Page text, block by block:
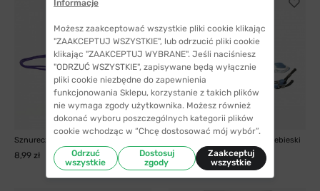
2 kolory
Sznureczek do okularów - fioletowy
8,99 zł
Sznureczek do okularów - niebieski
w kwiaty
9,99 zł
Informacje
Możesz zaakceptować wszystkie pliki cookie klikając
"ZAAKCEPTUJ WSZYSTKIE", lub odrzucić pliki cookie
klikając "ZAAKCEPTUJ WYBRANE". Jeśli naciśniesz
"ODRZUĆ WSZYSTKIE", zapisywane będą wyłącznie
pliki cookie niezbędne do zapewnienia
funkcjonowania Sklepu, korzystanie z takich plików
nie wymaga zgody użytkownika. Możesz również
dokonać wyboru poszczególnych kategorii plików
cookie wchodząc w “Chcę dostosować mój wybór”.
Odrzuć
wszystkie
Dostosuj
zgody
Zaakceptuj
wszystkie